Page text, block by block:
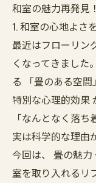
和室の魅力再発見
1. 和室の心地よさ
最近はフローリン
くなってきました
る 「畳のある空
特別な心理的効果
「なんとなく落
実は科学的な理由
今回は、 畳の魅
室を取り入れるリ